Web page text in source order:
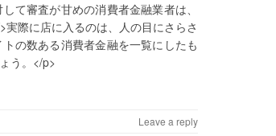
て審査が甘めの消費者金融業者は、
際に店に入るのは、人の目にさらさ
の数ある消費者金融を一覧にしたも
う。</p>
Leave a reply